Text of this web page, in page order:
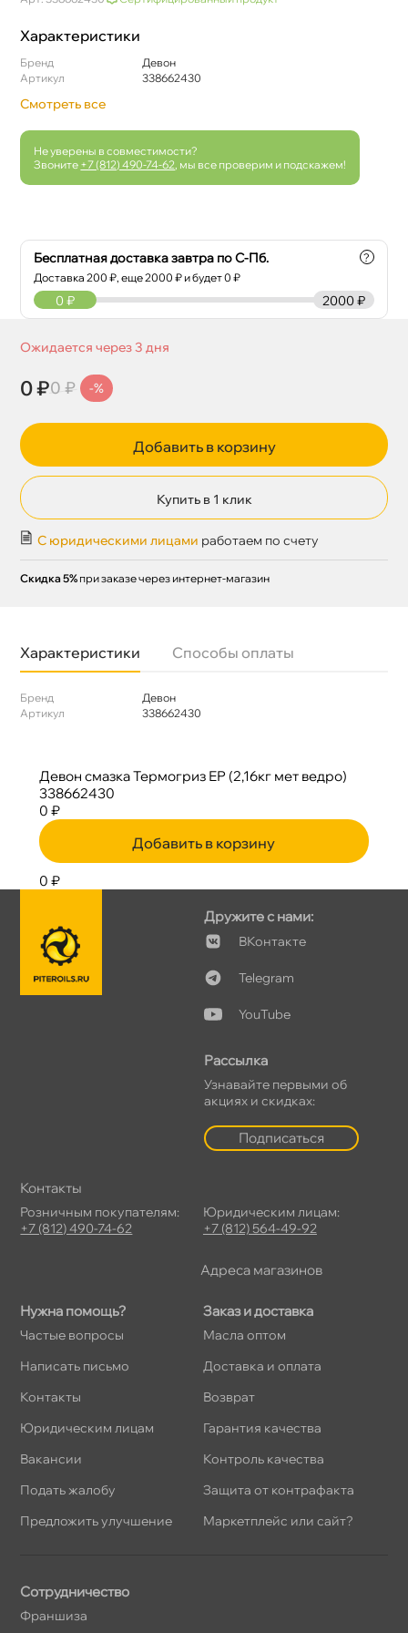
Характеристики
Бренд
Девон
Артикул
338662430
Смотреть все
Не уверены в совместимости?
Звоните +7 (812) 490-74-62 , мы все проверим и подскажем!
Бесплатная доставка завтра по С-Пб.
Доставка200 ₽, еще2000 ₽ и будет 0 ₽
?
2000 ₽
0 ₽
Ожидается через 3 дня
0 ₽0 ₽ -%
Добавить в корзину
Купить в 1 клик
С юридическими лицами работаем по счету
Скидка 5% при заказе через интернет-магазин
Характеристики Способы оплаты
Бренд
Девон
Артикул
338662430
Девон смазка Термогриз ЕР (2,16кг мет ведро)
338662430
0 ₽
Добавить в корзину
0 ₽
Нужна помощь?
Частые вопросы
Написать письмо
Контакты
Юридическим лицам
акансии
Подать жалобу
Предложить улучшение
Заказ и доставка
Масла оптом
Доставка и оплата
озврат
Гарантия качества
Контроль качества
Защита от контрафакта
Маркетплейс или сайт?
Дружите с нами:
Контакте
Telegram
YouTube
Рассылка
Узнавайте первыми о
акциях и скидках:
Подписаться
Сотрудничество
Франшиза
Контакты
Розничным покупателям:
+7 (812) 490-74-62
Юридическим лицам:
+7 (812) 564-49-92
Адреса магазино